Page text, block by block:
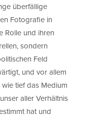
überfällige
Fotografie in
Rolle und ihren
sondern
Feld
und vor allem
tief das Medium
aller Verhältnis
hat und